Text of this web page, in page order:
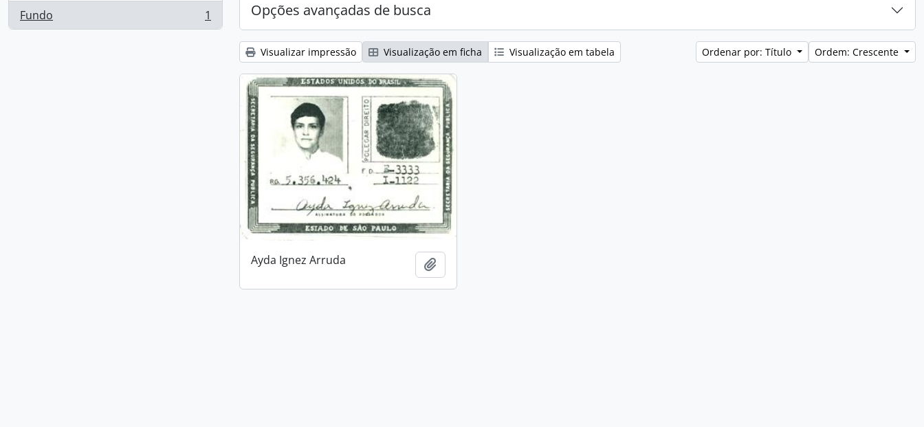
Fundo
, 1 resultados 1 Opções avançadas de busca
Visualizar impressão Visualização em ficha Visualização em tabela Ordenar por: Título Ordem: Crescente
Ayda Ignez Arruda